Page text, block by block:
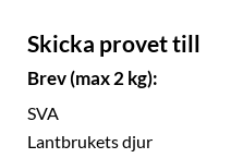
Skicka provet till
Brev (max 2 kg):
SVA
Lantbrukets djur